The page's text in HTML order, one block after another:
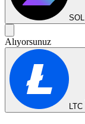
SOL
Alıyorsunuz
LTC